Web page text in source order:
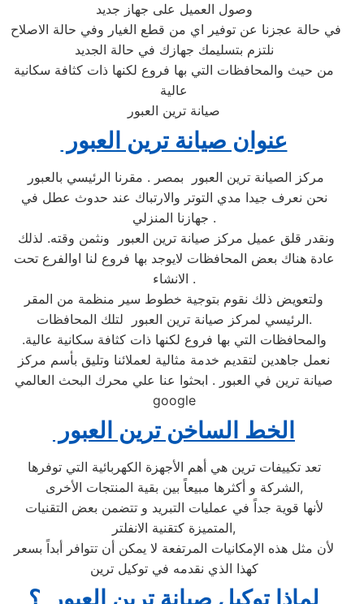
وصول العميل على جهاز جديد
نلتزم بتسليمك جهازك في حالة الجديد
من حيث والمحافظات التي بها فروع لكنها ذات كثافة سكانية
عالية
صيانة ترين العبور
عنوان صيانة ترين العبور ‏
مركز الصيانة ترين العبور ‏ بمصر . مقرنا الرئيسي بالعبور ‏
نحن نعرف جيدا مدي التوتر والارتباك عند حدوث عطل في
جهازنا المنزلي .
عادة هناك بعض المحافظات لايوجد بها فروع لنا اوالفرع تحت
الانشاء .
ولتعويض ذلك نقوم بتوجية خطوط سير منظمة من المقر
الرئيسي لمركز صيانة ترين العبور ‏ لتلك المحافظات.
والمحافظات التي بها فروع لكنها ذات كثافة سكانية عالية.
نعمل جاهدين لتقديم خدمة مثالية لعملائنا وتليق بأسم مركز
صيانة ترين في العبور ‏. ابحثوا عنا علي محرك البحث العالمي
google
الخط الساخن ترين العبور ‏
تعد تكييفات ترين هي أهم الأجهزة الكهربائية التي توفرها
الشركة و أكثرها مبيعاً بين بقية المنتجات الأخرى,
لأنها قوية جداً في عمليات التبريد و تتضمن بعض التقنيات
المتميزة كتقنية الانفلتر,
لأن مثل هذه الإمكانيات المرتفعة لا يمكن أن تتوافر أبداً بسعر
كهذا الذي نقدمه في توكيل ترين
لماذا توكيل صيانة ترين العبور ‏ ؟